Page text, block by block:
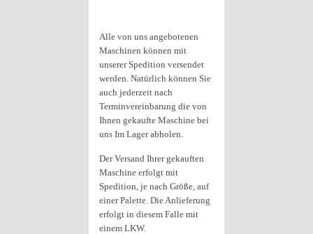
Alle von uns angebotenen
Maschinen können mit
unserer Spedition versendet
werden. Natürlich können Sie
auch jederzeit nach
Terminvereinbarung die von
Ihnen gekaufte Maschine bei
uns Im Lager abholen.
Der Versand Ihrer gekauften
Maschine erfolgt mit
Spedition, je nach Größe, auf
einer Palette. Die Anlieferung
erfolgt in diesem Falle mit
einem LKW.